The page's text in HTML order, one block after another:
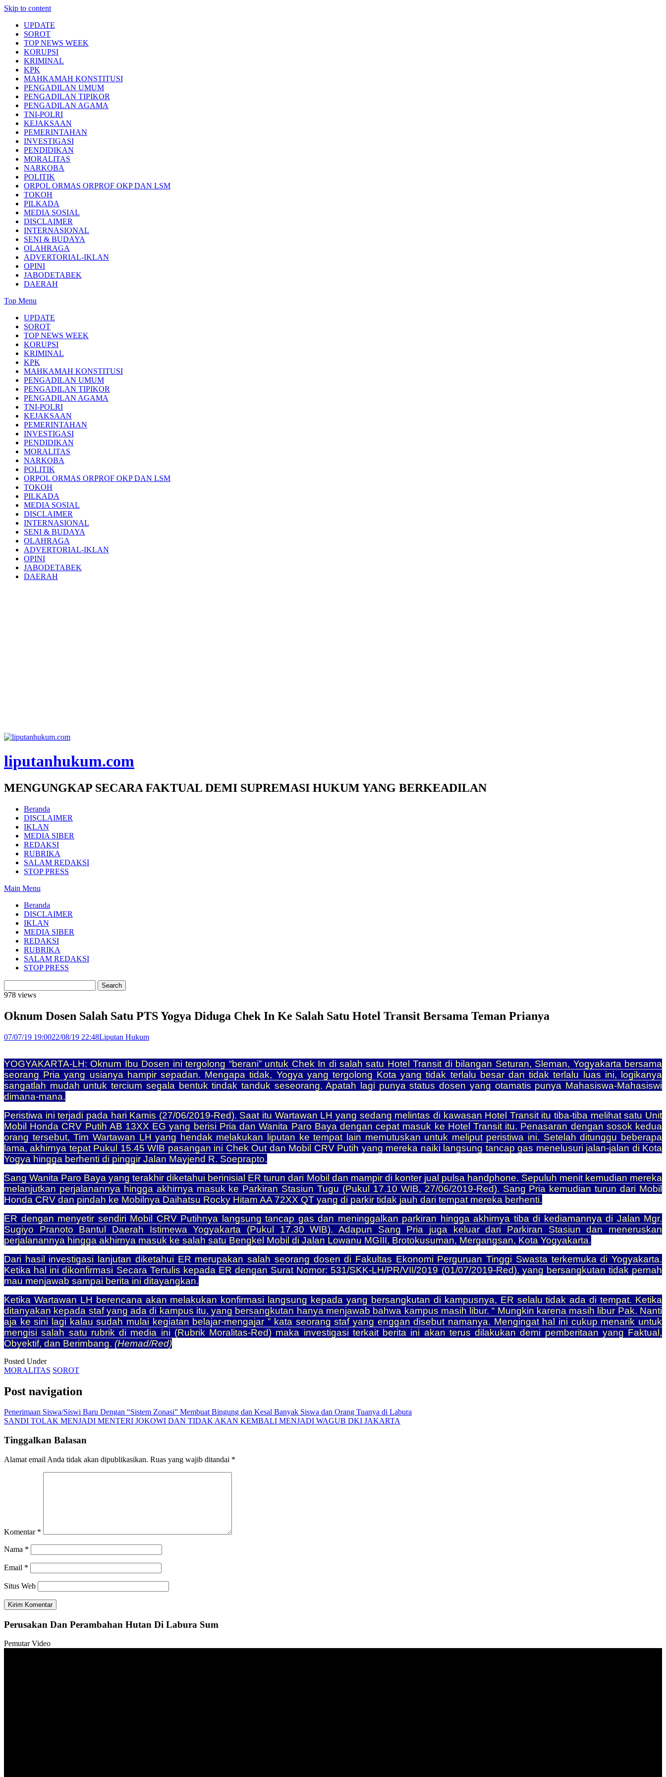
Skip to content
UPDATE
SOROT
TOP NEWS WEEK
KORUPSI
KRIMINAL
KPK
MAHKAMAH KONSTITUSI
PENGADILAN UMUM
PENGADILAN TIPIKOR
PENGADILAN AGAMA
TNI-POLRI
KEJAKSAAN
PEMERINTAHAN
INVESTIGASI
PENDIDIKAN
MORALITAS
NARKOBA
POLITIK
ORPOL ORMAS ORPROF OKP DAN LSM
TOKOH
PILKADA
MEDIA SOSIAL
DISCLAIMER
INTERNASIONAL
SENI & BUDAYA
OLAHRAGA
ADVERTORIAL-IKLAN
OPINI
JABODETABEK
DAERAH
Top Menu
UPDATE
SOROT
TOP NEWS WEEK
KORUPSI
KRIMINAL
KPK
MAHKAMAH KONSTITUSI
PENGADILAN UMUM
PENGADILAN TIPIKOR
PENGADILAN AGAMA
TNI-POLRI
KEJAKSAAN
PEMERINTAHAN
INVESTIGASI
PENDIDIKAN
MORALITAS
NARKOBA
POLITIK
ORPOL ORMAS ORPROF OKP DAN LSM
TOKOH
PILKADA
MEDIA SOSIAL
DISCLAIMER
INTERNASIONAL
SENI & BUDAYA
OLAHRAGA
ADVERTORIAL-IKLAN
OPINI
JABODETABEK
DAERAH
liputanhukum.com
MENGUNGKAP SECARA FAKTUAL DEMI SUPREMASI HUKUM YANG BERKEADILAN
Beranda
DISCLAIMER
IKLAN
MEDIA SIBER
REDAKSI
RUBRIKA
SALAM REDAKSI
STOP PRESS
Main Menu
Beranda
DISCLAIMER
IKLAN
MEDIA SIBER
REDAKSI
RUBRIKA
SALAM REDAKSI
STOP PRESS
978 views
Oknum Dosen Salah Satu PTS Yogya Diduga Chek In Ke Salah Satu Hotel Transit Bersama Teman Prianya
07/07/19 19:0022/08/19 22:48Liputan Hukum
YOGYAKARTA-LH: Oknum Ibu Dosen ini tergolong “berani” untuk Chek In di salah satu Hotel Transit di bilangan Seturan, Sleman, Yogyakarta bersama
seorang Pria yang usianya hampir sepadan. Mengapa tidak, Yogya yang tergolong Kota yang tidak terlalu besar dan tidak terlalu luas ini, logikanya
sangatlah mudah untuk tercium segala bentuk tindak tanduk seseorang. Apatah lagi punya status dosen yang otamatis punya Mahasiswa-Mahasiswi
dimana-mana.
Peristiwa ini terjadi pada hari Kamis (27/06/2019-Red). Saat itu Wartawan LH yang sedang melintas di kawasan Hotel Transit itu tiba-tiba melihat satu Unit
Mobil Honda CRV Putih AB 13XX EG yang berisi Pria dan Wanita Paro Baya dengan cepat masuk ke Hotel Transit itu. Penasaran dengan sosok kedua
orang tersebut, Tim Wartawan LH yang hendak melakukan liputan ke tempat lain memutuskan untuk meliput peristiwa ini. Setelah ditunggu beberapa
lama, akhirnya tepat Pukul 15.45 WIB pasangan ini Chek Out dan Mobil CRV Putih yang mereka naiki langsung tancap gas menelusuri jalan-jalan di Kota
Yogya hingga berhenti di pinggir Jalan Mayjend R. Soeprapto.
Sang Wanita Paro Baya yang terakhir diketahui berinisial ER turun dari Mobil dan mampir di konter jual pulsa handphone. Sepuluh menit kemudian mereka
melanjutkan perjalanannya hingga akhirnya masuk ke Parkiran Stasiun Tugu (Pukul 17.10 WIB, 27/06/2019-Red). Sang Pria kemudian turun dari Mobil
Honda CRV dan pindah ke Mobilnya Daihatsu Rocky Hitam AA 72XX QT yang di parkir tidak jauh dari tempat mereka berhenti.
ER dengan menyetir sendiri Mobil CRV Putihnya langsung tancap gas dan meninggalkan parkiran hingga akhirnya tiba di kediamannya di Jalan Mgr.
Sugiyo Pranoto Bantul Daerah Istimewa Yogyakarta (Pukul 17.30 WIB). Adapun Sang Pria juga keluar dari Parkiran Stasiun dan meneruskan
perjalanannya hingga akhirnya masuk ke salah satu Bengkel Mobil di Jalan Lowanu MGIII, Brotokusuman, Mergangsan, Kota Yogyakarta.
Dari hasil investigasi lanjutan diketahui ER merupakan salah seorang dosen di Fakultas Ekonomi Perguruan Tinggi Swasta terkemuka di Yogyakarta.
Ketika hal ini dikonfirmasi Secara Tertulis kepada ER dengan Surat Nomor: 531/SKK-LH/PR/VII/2019 (01/07/2019-Red), yang bersangkutan tidak pernah
mau menjawab sampai berita ini ditayangkan.
Ketika Wartawan LH berencana akan melakukan konfirmasi langsung kepada yang bersangkutan di kampusnya, ER selalu tidak ada di tempat. Ketika
ditanyakan kepada staf yang ada di kampus itu, yang bersangkutan hanya menjawab bahwa kampus masih libur. “ Mungkin karena masih libur Pak. Nanti
aja ke sini lagi kalau sudah mulai kegiatan belajar-mengajar ” kata seorang staf yang enggan disebut namanya. Mengingat hal ini cukup menarik untuk
mengisi salah satu rubrik di media ini (Rubrik Moralitas-Red) maka investigasi terkait berita ini akan terus dilakukan demi pemberitaan yang Faktual,
Obyektif, dan Berimbang. (Hemad/Red)
Posted Under
MORALITAS SOROT
Post navigation
Penerimaan Siswa/Siswi Baru Dengan “Sistem Zonasi” Membuat Bingung dan Kesal Banyak Siswa dan Orang Tuanya di Labura
SANDI TOLAK MENJADI MENTERI JOKOWI DAN TIDAK AKAN KEMBALI MENJADI WAGUB DKI JAKARTA
Tinggalkan Balasan
Alamat email Anda tidak akan dipublikasikan. Ruas yang wajib ditandai *
Komentar *
Nama *
Email *
Situs Web
Perusakan Dan Perambahan Hutan Di Labura Sum
Pemutar Video